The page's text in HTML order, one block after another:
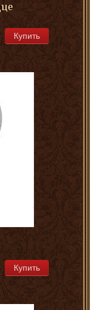
Купить
Купить